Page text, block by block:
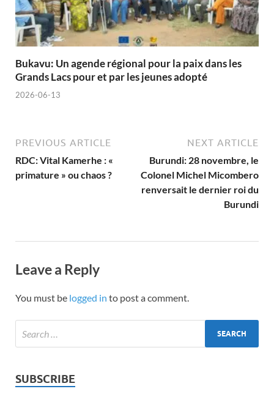
Bukavu: Un agende régional pour la paix dans les
Grands Lacs pour et par les jeunes adopté
2026-06-13
PREVIOUS ARTICLE
RDC: Vital Kamerhe : «
primature » ou chaos ?
NEXT ARTICLE
Burundi: 28 novembre, le
Colonel Michel Micombero
renversait le dernier roi du
Burundi
Leave a Reply
You must be logged in to post a comment.
SUBSCRIBE